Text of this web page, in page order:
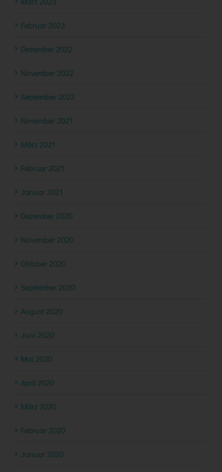
Februar 2023
Dezember 2022
November 2022
September 2022
November 2021
März 2021
Februar 2021
Januar 2021
Dezember 2020
November 2020
Oktober 2020
September 2020
August 2020
Juni 2020
Mai 2020
April 2020
März 2020
Februar 2020
Januar 2020